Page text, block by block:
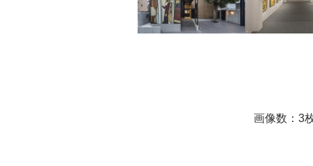
画像数：3